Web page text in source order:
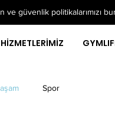
güvenlik politikalarımızı
HİZMETLERİMİZ
Spor